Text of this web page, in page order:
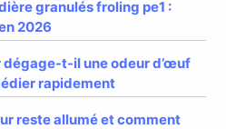
granulés froling pe1 :
2026
t-il une odeur d’œuf
rapidement
reste allumé et comment